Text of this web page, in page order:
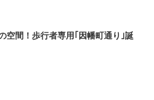
空間！歩行者専用｢因幡町通り｣誕